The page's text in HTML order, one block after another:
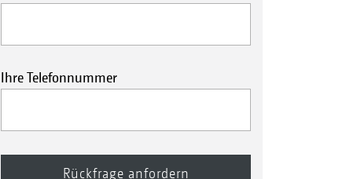
Ihre Telefonnummer